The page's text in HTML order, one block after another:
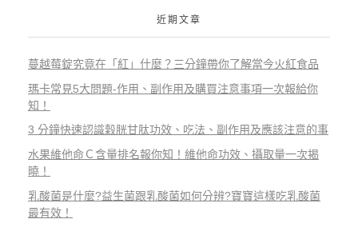
近期文章
蔓越莓錠究竟在「紅」什麼？三分鐘帶你了解當今火紅食品
瑪卡常見5大問題-作用、副作用及購買注意事項一次報給你
知！
3 分鐘快速認識穀胱甘肽功效、吃法、副作用及應該注意的事
水果維他命Ｃ含量排名報你知！維他命功效、攝取量一次揭
曉！
乳酸菌是什麼?益生菌跟乳酸菌如何分辨?寶寶這樣吃乳酸菌
最有效！